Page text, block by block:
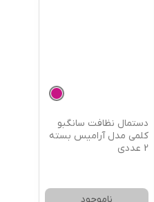
دستمال نظافت سانگبو
کلمی مدل آرامیس بسته
2 عددی